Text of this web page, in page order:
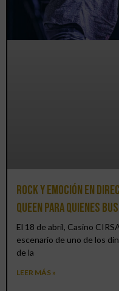
Rock y emoción en
Queen para quienes
El 18 de abril, Casino
escenario de uno de los
de la
LEER MÁS »